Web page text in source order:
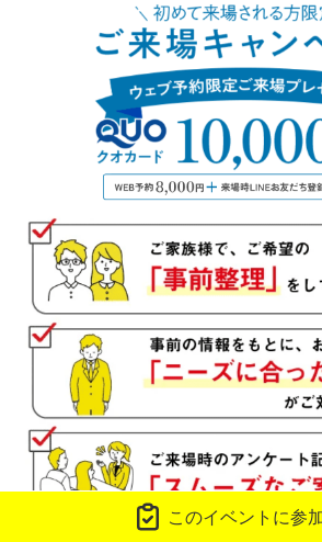
■問１５.現在の借り入れ状況についてお聞
種類
その他
このイベントに参